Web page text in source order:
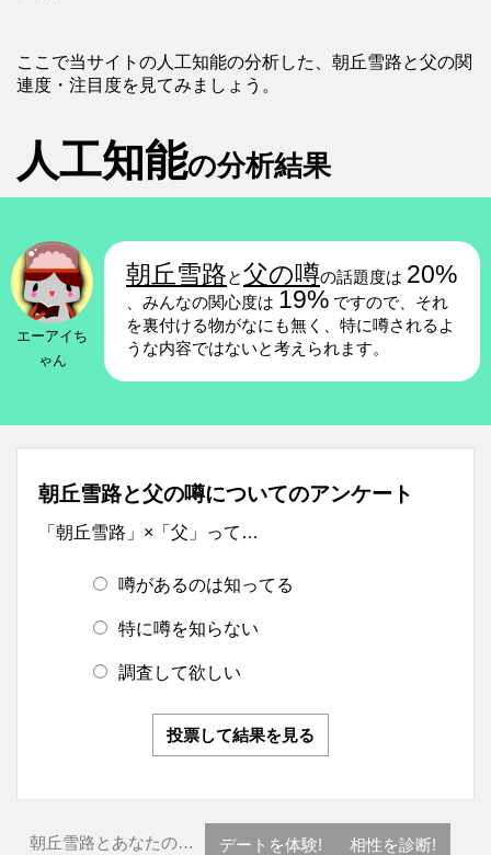
ここで当サイトの人工知能の分析した、朝丘雪路と父の関
連度・注目度を見てみましょう。
人工知能の分析結果
エーアイち
ゃん
朝丘雪路と父の噂の話題度は 20%
、みんなの関心度は 19% ですので、それ
を裏付ける物がなにも無く、特に噂されるよ
うな内容ではないと考えられます。
朝丘雪路と父の噂についてのアンケート
「朝丘雪路」×「父」って…
噂があるのは知ってる
特に噂を知らない
調査して欲しい
投票して結果を見る
朝丘雪路とあなたの… デートを体験! 相性を診断!